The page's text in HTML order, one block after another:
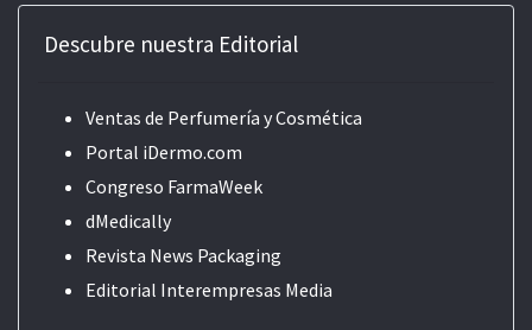
Descubre nuestra Editorial
Ventas de Perfumería y Cosmética
Portal iDermo.com
Congreso FarmaWeek
dMedically
Revista News Packaging
Editorial Interempresas Media